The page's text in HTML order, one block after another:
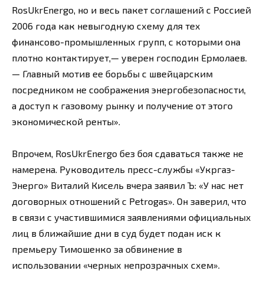
RosUkrEnergo, но и весь пакет соглашений с Россией
2006 года как невыгодную схему для тех
финансово-промышленных групп, с которыми она
плотно контактирует,— уверен господин Ермолаев.
— Главный мотив ее борьбы с швейцарским
посредником не соображения энергобезопасности,
а доступ к газовому рынку и получение от этого
экономической ренты».
Впрочем, RosUkrEnergo без боя сдаваться также не
намерена. Руководитель пресс-службы «Укргаз-
Энерго» Виталий Кисель вчера заявил Ъ: «У нас нет
договорных отношений с Petrogas». Он заверил, что
в связи с участившимися заявлениями официальных
лиц в ближайшие дни в суд будет подан иск к
премьеру Тимошенко за обвинение в
использовании «черных непрозрачных схем».